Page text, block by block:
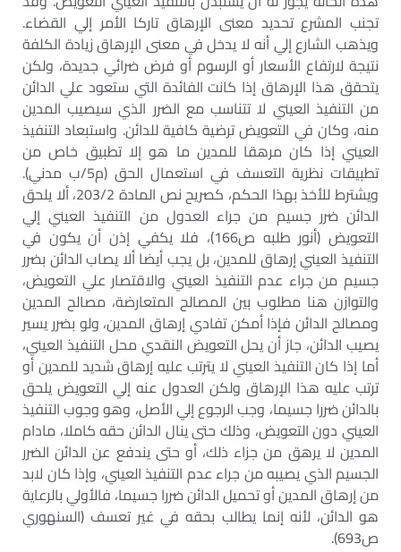
تجنب المشرع تحديد معنى الإرهاق تاركا الأمر إلي القضاء.
ويذهب الشارع إلي أنه لا يدخل في معنى الإرهاق زيادة الكلفة
نتيجة لارتفاع الأسعار أو الرسوم أو فرض ضرائي جديدة، ولكن
يتحقق هذا الإرهاق إذا كانت الفائدة التي ستعود علي الدائن
من التنفيذ العيني لا تتناسب مع الضرر الذي سيصيب المدين
منه، وكان في التعويض ترضية كافية للدائن. واستبعاد التنفيذ
العيني إذا كان مرهقا للمدين ما هو إلا تطبيق خاص من
تطبيقات نظرية التعسف في استعمال الحق (م5/ب مدني).
ويشترط للأخذ بهذا الحكم، كصريح نص المادة 203/2، ألا يلحق
الدائن ضرر جسيم من جراء العدول من التنفيذ العيني إلي
التعويض (أنور طلبه ص166)، فلا يكفي إذن أن يكون في
التنفيذ العيني إرهاق للمدين، بل يجب أيضا ألا يصاب الدائن بضرر
جسيم من جراء عدم التنفيذ العيني والاقتصار علي التعويض،
والتوازن هنا مطلوب بين المصالح المتعارضة، مصالح المدين
ومصالح الدائن فإذا أمكن تفادي إرهاق المدين، ولو بضرر يسير
يصيب الدائن، جاز أن يحل التعويض النقدي محل التنفيذ العيني،
أما إذا كان التنفيذ العيني لا يترتب عليه إرهاق شديد للمدين أو
ترتب عليه هذا الإرهاق ولكن العدول عنه إلي التعويض يلحق
بالدائن ضررا جسيما، وجب الرجوع إلي الأصل، وهو وجوب التنفيذ
العيني دون التعويض، وذلك حتى ينال الدائن حقه كاملا، مادام
المدين لا يرهق من جزاء ذلك، أو حتى يندفع عن الدائن الضرر
الجسيم الذي يصيبه من جراء عدم التنفيذ العيني، وإذا كان لابد
من إرهاق المدين أو تحميل الدائن ضررا جسيما، فالأولي بالرعاية
هو الدائن، لأنه إنما يطالب بحقه في غير تعسف (السنهوري
ص693).